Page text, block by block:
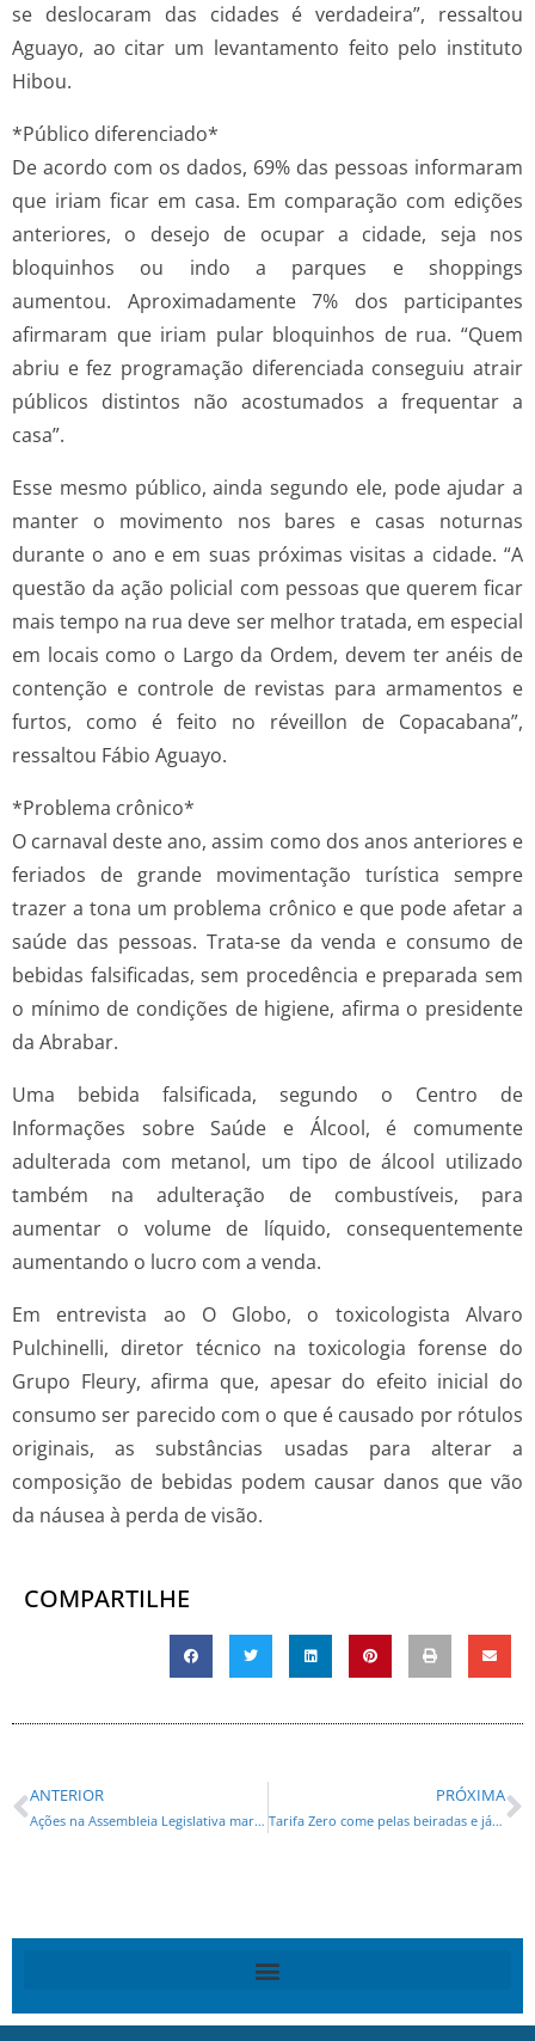
se deslocaram das cidades é verdadeira”, ressaltou
Aguayo, ao citar um levantamento feito pelo instituto
Hibou.
*Público diferenciado*
De acordo com os dados, 69% das pessoas informaram
que iriam ficar em casa. Em comparação com edições
anteriores, o desejo de ocupar a cidade, seja nos
bloquinhos ou indo a parques e shoppings
aumentou. Aproximadamente 7% dos participantes
afirmaram que iriam pular bloquinhos de rua. “Quem
abriu e fez programação diferenciada conseguiu atrair
públicos distintos não acostumados a frequentar a
casa”.
Esse mesmo público, ainda segundo ele, pode ajudar a
manter o movimento nos bares e casas noturnas
durante o ano e em suas próximas visitas a cidade. “A
questão da ação policial com pessoas que querem ficar
mais tempo na rua deve ser melhor tratada, em especial
em locais como o Largo da Ordem, devem ter anéis de
contenção e controle de revistas para armamentos e
furtos, como é feito no réveillon de Copacabana”,
ressaltou Fábio Aguayo.
*Problema crônico*
O carnaval deste ano, assim como dos anos anteriores e
feriados de grande movimentação turística sempre
trazer a tona um problema crônico e que pode afetar a
saúde das pessoas. Trata-se da venda e consumo de
bebidas falsificadas, sem procedência e preparada sem
o mínimo de condições de higiene, afirma o presidente
da Abrabar.
Uma bebida falsificada, segundo o Centro de
Informações sobre Saúde e Álcool, é comumente
adulterada com metanol, um tipo de álcool utilizado
também na adulteração de combustíveis, para
aumentar o volume de líquido, consequentemente
aumentando o lucro com a venda.
Em entrevista ao O Globo, o toxicologista Alvaro
Pulchinelli, diretor técnico na toxicologia forense do
Grupo Fleury, afirma que, apesar do efeito inicial do
consumo ser parecido com o que é causado por rótulos
originais, as substâncias usadas para alterar a
composição de bebidas podem causar danos que vão
da náusea à perda de visão.
COMPARTILHE
ANTERIOR
Ações na Assembleia Legislativa marcam celebração e conscientização sobre o Mês da Mulher
PRÓXIMA
Tarifa Zero come pelas beiradas e já é realidade nas grandes cidades do Paraná, aponta Romanelli